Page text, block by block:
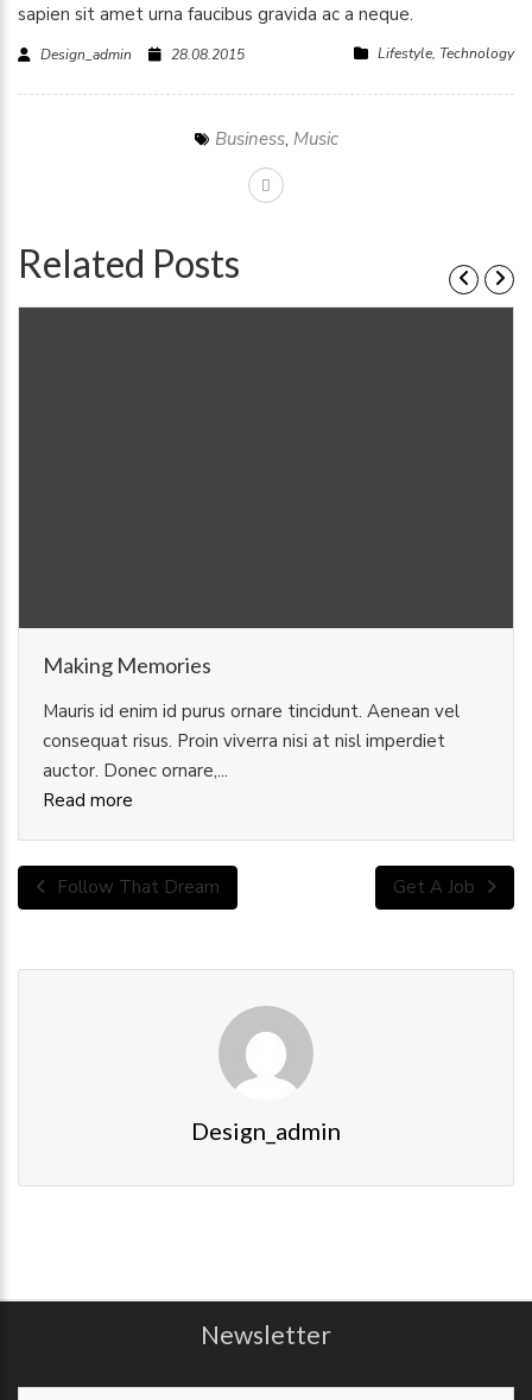
sapien sit amet urna faucibus gravida ac a neque.
Design_admin 28.08.2015 Lifestyle, Technology
Business, Music
Related Posts
Making Memories
Mauris id enim id purus ornare tincidunt. Aenean vel
consequat risus. Proin viverra nisi at nisl imperdiet
auctor. Donec ornare,...
Read more
Follow That Dream Get A Job
Design_admin
Newsletter